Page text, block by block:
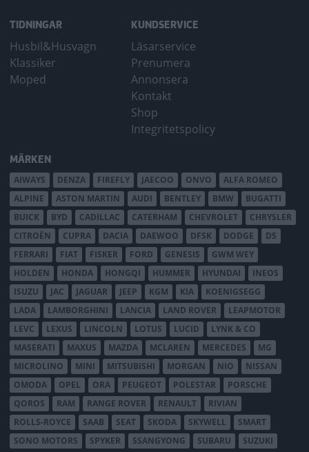
TIDNINGAR
Husbil&Husvagn
Klassiker
Moped
KUNDSERVICE
Läsarservice
Prenumera
Annonsera
Kontakt
Shop
Integritetspolicy
MÄRKEN
AIWAYS DENZA FIREFLY JAECOO ONVO
ALFA ROMEO
ALPINE
ASTON MARTIN AUDI BENTLEY BMW
BUGATTI
BUICK
BYD CADILLAC CATERHAM CHEVROLET
CHRYSLER
CITROËN
CUPRA DACIA DAEWOO DFSK DODGE
DS
FERRARI
FIAT FISKER FORD GENESIS
GWM WEY
HOLDEN
HONDA HONGQI HUMMER HYUNDAI
INEOS
ISUZU
JAC JAGUAR JEEP KGM KIA
KOENIGSEGG
LADA
LAMBORGHINI LANCIA LAND ROVER
LEAPMOTOR
LEVC
LEXUS LINCOLN LOTUS LUCID
LYNK & CO
MASERATI
MAXUS MAZDA MCLAREN MERCEDES
MG
MICROLINO
MINI MITSUBISHI MORGAN NIO
NISSAN
OMODA
OPEL ORA PEUGEOT POLESTAR
PORSCHE
QOROS
RAM RANGE ROVER RENAULT
RIVIAN
ROLLS-ROYCE
SAAB SEAT SKODA SKYWELL
SMART
SONO MOTORS
SPYKER SSANGYONG SUBARU SUZUKI